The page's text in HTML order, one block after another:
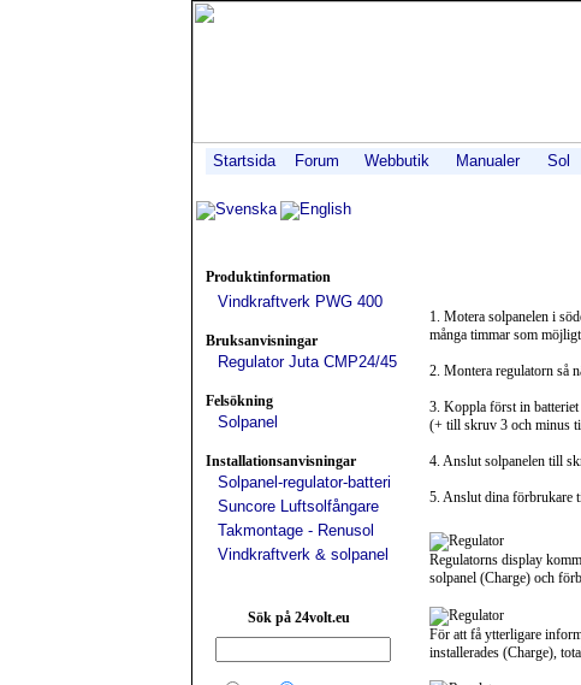
Startsida Forum Webbutik Manualer Sol
Svenska English
Produktinformation
Vindkraftverk PWG 400
Bruksanvisningar
Regulator Juta CMP24/45
Felsökning
Solpanel
Installationsanvisningar
Solpanel-regulator-batteri
Suncore Luftsolfångare
Takmontage - Renusol
Vindkraftverk & solpanel
Sök på 24volt.eu
1. Motera solpanelen i
många timmar som
2. Montera regulatorn så
3. Koppla först in
(+ till skruv 3 och minus
4. Anslut solpanelen till
5. Anslut dina förbrukare
Regulatorns display
solpanel (Charge) och
För att få ytterligare
installerades (Charge),